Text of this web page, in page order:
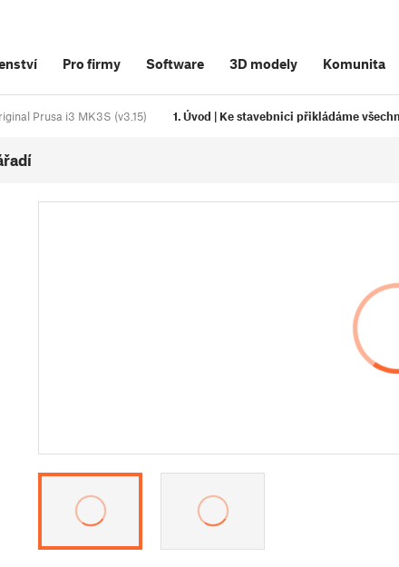
Pro firmy Software 3D modely Komunita
Prusa i3 MK3S (v3.15) 1. Úvod | Ke stavebnici přikládáme